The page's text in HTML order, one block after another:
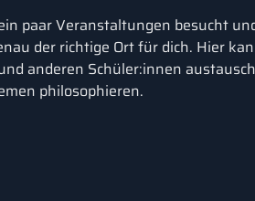
paar Veranstaltungen besucht
der richtige Ort für dich. Hier
anderen Schüler:innen
philosophieren.